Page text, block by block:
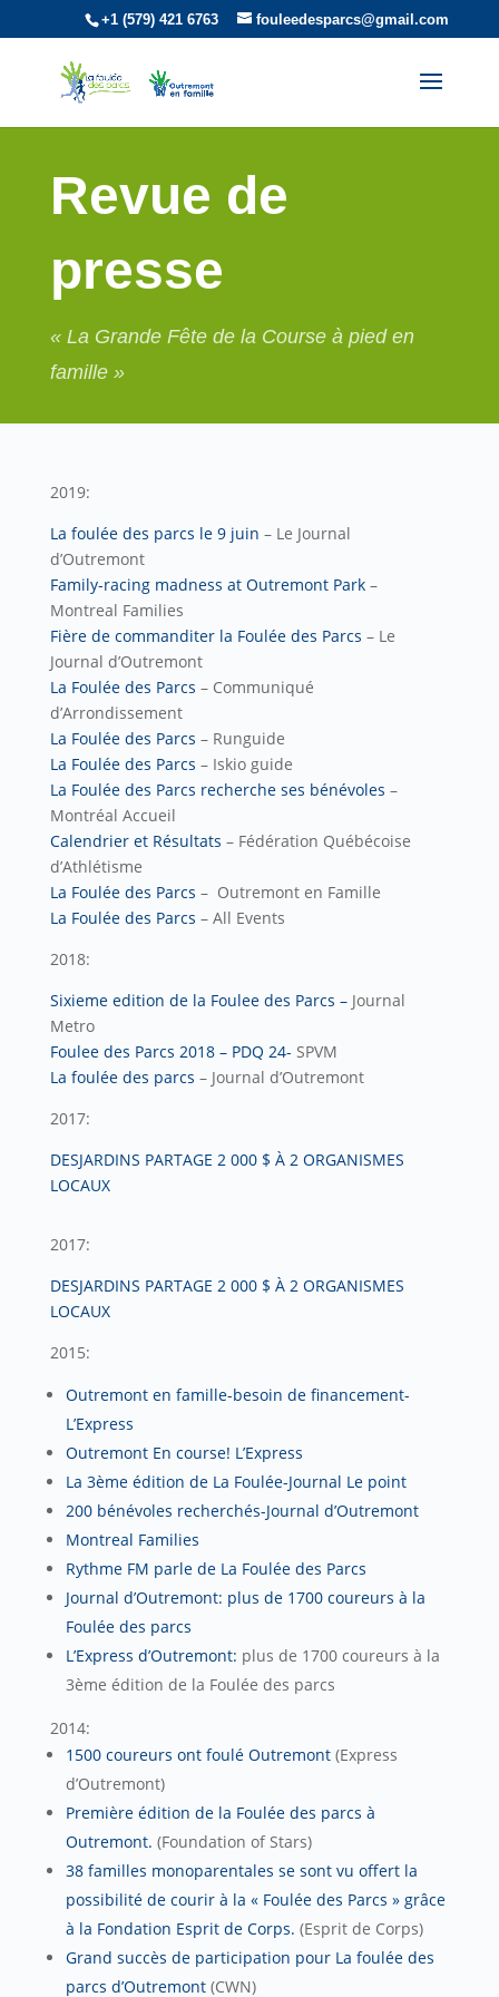
+1 (579) 421 6763 fouleedesparcs@gmail.com
Revue de
presse
« La Grande Fête de la Course à pied en
famille »
2019:
La foulée des parcs le 9 juin – Le Journal
d’Outremont
Family-racing madness at Outremont Park –
Montreal Families
Fière de commanditer la Foulée des Parcs – Le
Journal d’Outremont
La Foulée des Parcs – Communiqué
d’Arrondissement
La Foulée des Parcs – Runguide
La Foulée des Parcs – Iskio guide
La Foulée des Parcs recherche ses bénévoles –
Montréal Accueil
Calendrier et Résultats – Fédération Québécoise
d’Athlétisme
La Foulée des Parcs – Outremont en Famille
La Foulée des Parcs – All Events
2018:
Sixieme edition de la Foulee des Parcs – Journal
Metro
Foulee des Parcs 2018 – PDQ 24- SPVM
La foulée des parcs – Journal d’Outremont
2017:
DESJARDINS PARTAGE 2 000 $ À 2 ORGANISMES
LOCAUX
2017:
DESJARDINS PARTAGE 2 000 $ À 2 ORGANISMES
LOCAUX
2015:
Outremont en famille-besoin de financement-
L’Express
Outremont En course! L’Express
La 3ème édition de La Foulée-Journal Le point
200 bénévoles recherchés-Journal d’Outremont
Montreal Families
Rythme FM parle de La Foulée des Parcs
Journal d’Outremont: plus de 1700 coureurs à la
Foulée des parcs
L’Express d’Outremont: plus de 1700 coureurs à la
3ème édition de la Foulée des parcs
2014:
1500 coureurs ont foulé Outremont(Express
d’Outremont)
Première édition de la Foulée des parcs à
Outremont. (Foundation of Stars)
38 familles monoparentales se sont vu offert la
possibilité de courir à la « Foulée des Parcs » grâce
à la Fondation Esprit de Corps. (Esprit de Corps)
Grand succès de participation pour La foulée des
parcs d’Outremont (CWN)